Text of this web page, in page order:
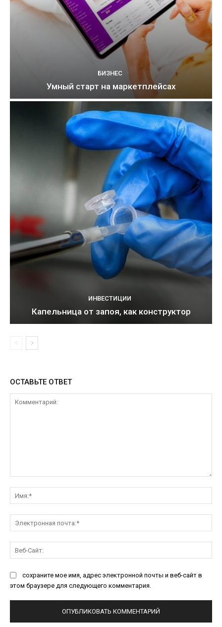
БИЗНЕС
Умный старт на маркетплейсах
ИНВЕСТИЦИИ
Капельница от запоя, как конструктор
ОСТАВЬТЕ ОТВЕТ
сохраните мое имя, адрес электронной почты и веб-сайт в
этом браузере для следующего комментария.